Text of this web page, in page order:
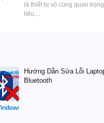
là thiết bị vô cùng quan
liệu,...
Hướng Dẫn Sửa Lỗi
Bluetooth